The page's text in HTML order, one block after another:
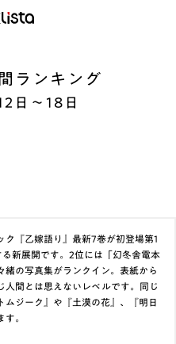
ランキング
日〜18日
ク『乙嫁語り』最新7巻が初登場第1
新展開です。2位には「幻冬舎電本
緒の写真集がランクイン。表紙から
人間とは思えないレベルです。同じ
ムジーク』や『土漠の花』、『明日
。